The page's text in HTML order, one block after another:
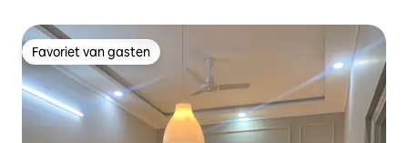
Favoriet van gasten
Favoriet van gasten